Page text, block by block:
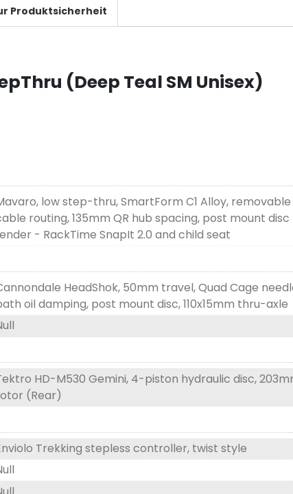
Produktsicherheit
(Deep Teal SM Unisex)
low step-thru, SmartForm C1 Alloy,
routing, 135mm QR hub spacing, post mount
- RackTime SnapIt 2.0 and child seat
HeadShok, 50mm travel, Quad Cage
oil damping, post mount disc, 110x15mm thru-axle
HD-M530 Gemini, 4-piston hydraulic disc,
(Rear)
Trekking stepless controller, twist style